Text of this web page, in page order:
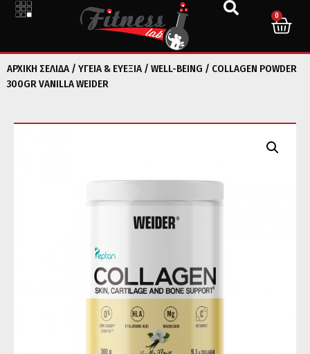
0
ΑΡΧΙΚΉ ΣΕΛΊΔΑ / ΥΓΕΙΑ & ΕΥΕΞΙΑ / WELL-BEING / COLLAGEN POWDER
300GR VANILLA WEIDER